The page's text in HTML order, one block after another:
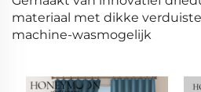
materiaal met dikke
machine-wasmogelijk